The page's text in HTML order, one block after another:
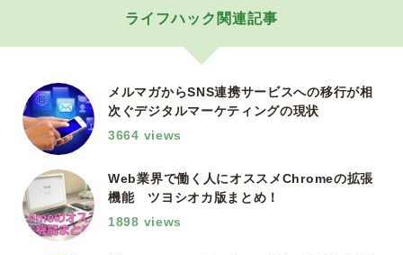
ライフハック関連記事
メルマガからSNS連携サービスへの移行が相
次ぐデジタルマーケティングの現状
3664 views
Web業界で働く人にオススメChromeの拡張
機能 ツヨシオカ版まとめ！
1898 views